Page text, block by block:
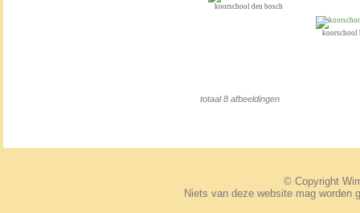
koorschool den bosch
koorschool
totaal 8 afbeeldingen
© Copyright
Niets van deze website mag worden